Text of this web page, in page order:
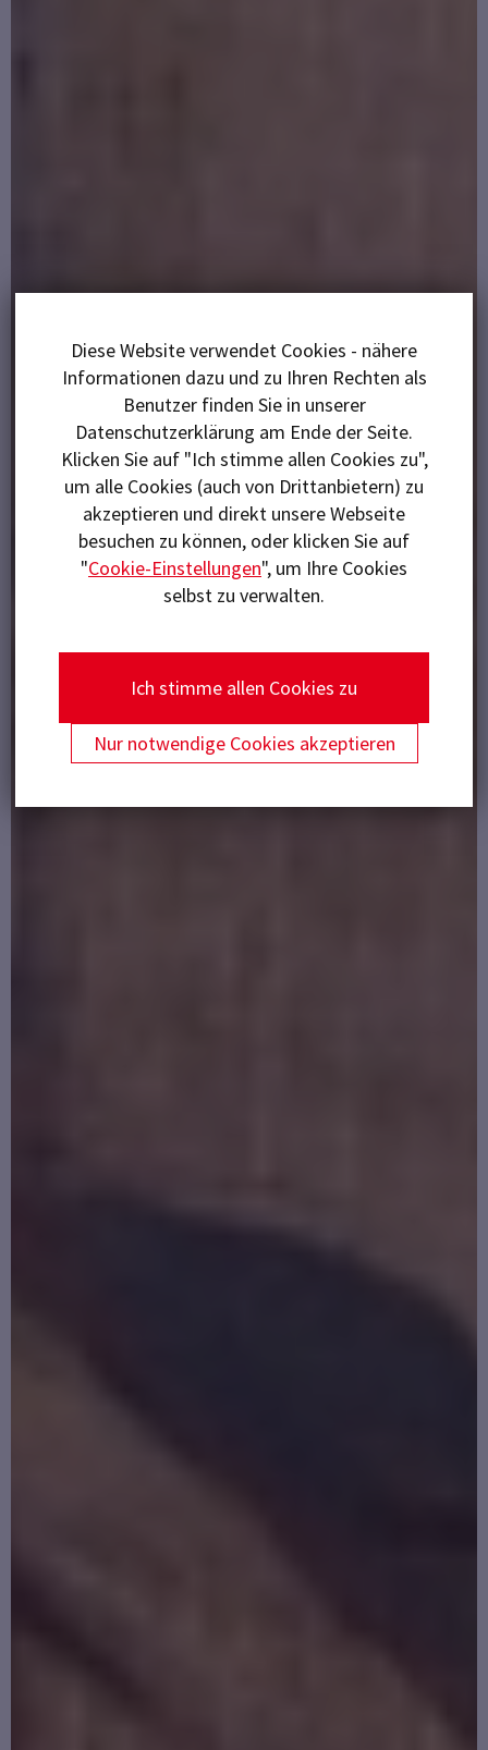
Diese Website verwendet Cookies - nähere
Informationen dazu und zu Ihren Rechten als
Benutzer finden Sie in unserer
Datenschutzerklärung am Ende der Seite.
Klicken Sie auf "Ich stimme allen Cookies zu",
um alle Cookies (auch von Drittanbietern) zu
akzeptieren und direkt unsere Webseite
besuchen zu können, oder klicken Sie auf
"Cookie-Einstellungen", um Ihre Cookies
selbst zu verwalten.
Ich stimme allen Cookies zu
Nur notwendige Cookies akzeptieren